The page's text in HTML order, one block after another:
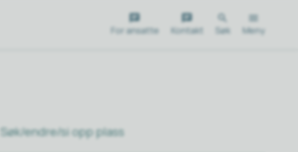
For ansatte Kontakt Søk Meny
Søk/endre/si opp plass